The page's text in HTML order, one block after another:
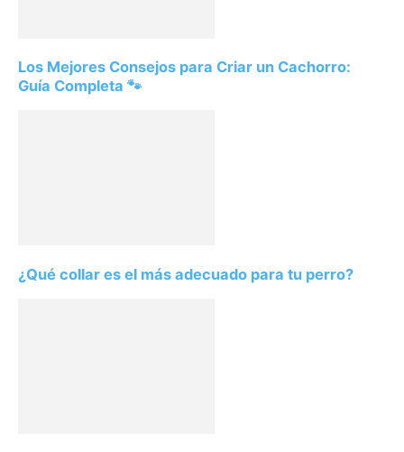
Los Mejores Consejos para Criar un Cachorro:
Guía Completa 🐾
¿Qué collar es el más adecuado para tu perro?